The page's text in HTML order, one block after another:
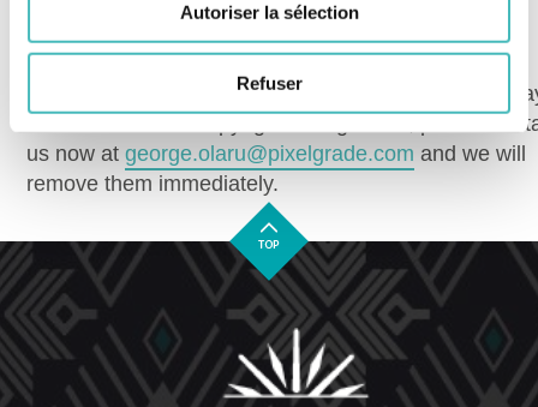
Autoriser la sélection
Refuser
COPYRIGHT INFRINGEMENT
If you believe that your work has been copied in a
that constitutes a copyright infringement, please
us now at george.olaru@pixelgrade.com and we will
remove them immediately.